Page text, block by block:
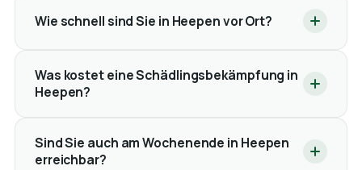
Wie schnell sind Sie in Heepen vor Ort?
Was kostet eine Schädlingsbekämpfung in
Heepen?
Sind Sie auch am Wochenende in Heepen
erreichbar?